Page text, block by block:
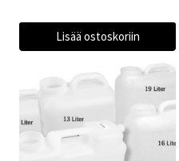
Lisää ostoskoriin